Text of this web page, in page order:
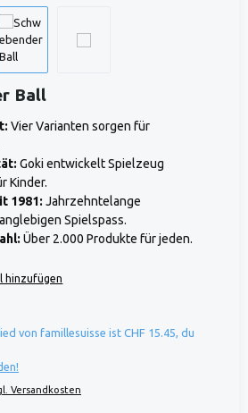
Ball
Vier Varianten sorgen für
Goki entwickelt Spielzeug
Kinder.
1981: Jahrzehntelange
Spielspass.
Über 2.000 Produkte für jeden.
hinzufügen
von famillesuisse ist CHF 15.45, du
Versandkosten